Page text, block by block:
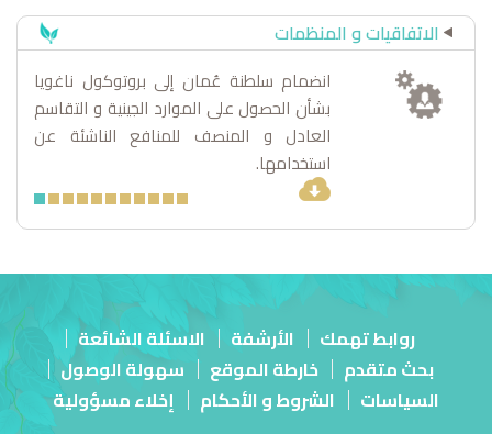
الاتفاقيات و المنظمات
انضمام سلطنة عُمان إلى بروتوكول ناغويا
بشأن الحصول على الموارد الجينية و التقاسم
العادل و المنصف للمنافع الناشئة عن
استخدامها.
روابط تهمك الأرشفة
الاسئلة الشائعة
بحث متقدم
خارطة الموقع
سهولة الوصول
السياسات
الشروط و الأحكام
إخلاء مسؤولية